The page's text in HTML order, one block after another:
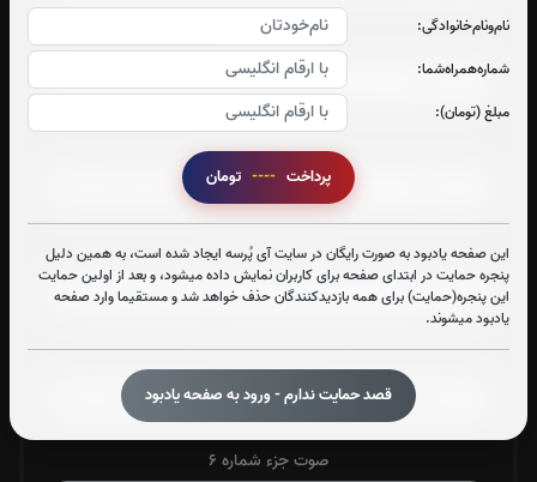
نام‌و‌نام‌خانوادگی:
شماره‌همراه‌شما:
مبلغ (تومان):
پرداخت ----
این صفحه یادبود به صورت رایگان در سایت آی پُرسه ایجاد شده است، به همین دلیل
پنجره حمایت در ابتدای صفحه برای کاربران نمایش داده میشود، و بعد از اولین حمایت
این پنجره(حمایت) برای همه بازدیدکنندگان حذف خواهد شد و مستقیما وارد صفحه
یادبود میشوند.
قصد حمایت ندارم - ورود به صفحه یادبود
صوت جزء شماره 2
صوت جزء شماره 3
صوت جزء شماره 4
صوت جزء شماره 5
صوت جزء شماره 6